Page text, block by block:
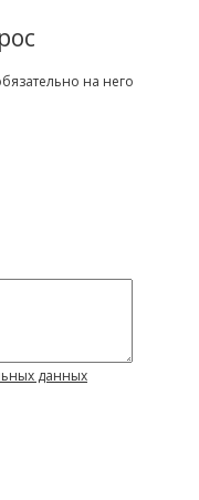
на него
данных